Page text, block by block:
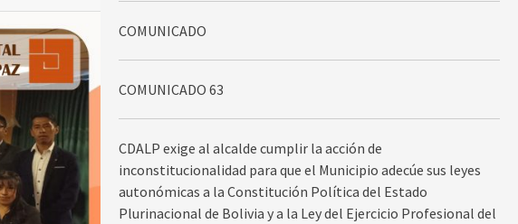
COMUNICADO
COMUNICADO 63
CDALP exige al alcalde cumplir la acción de
inconstitucionalidad para que el Municipio adecúe sus leyes
autonómicas a la Constitución Política del Estado
Plurinacional de Bolivia y a la Ley del Ejercicio Profesional del